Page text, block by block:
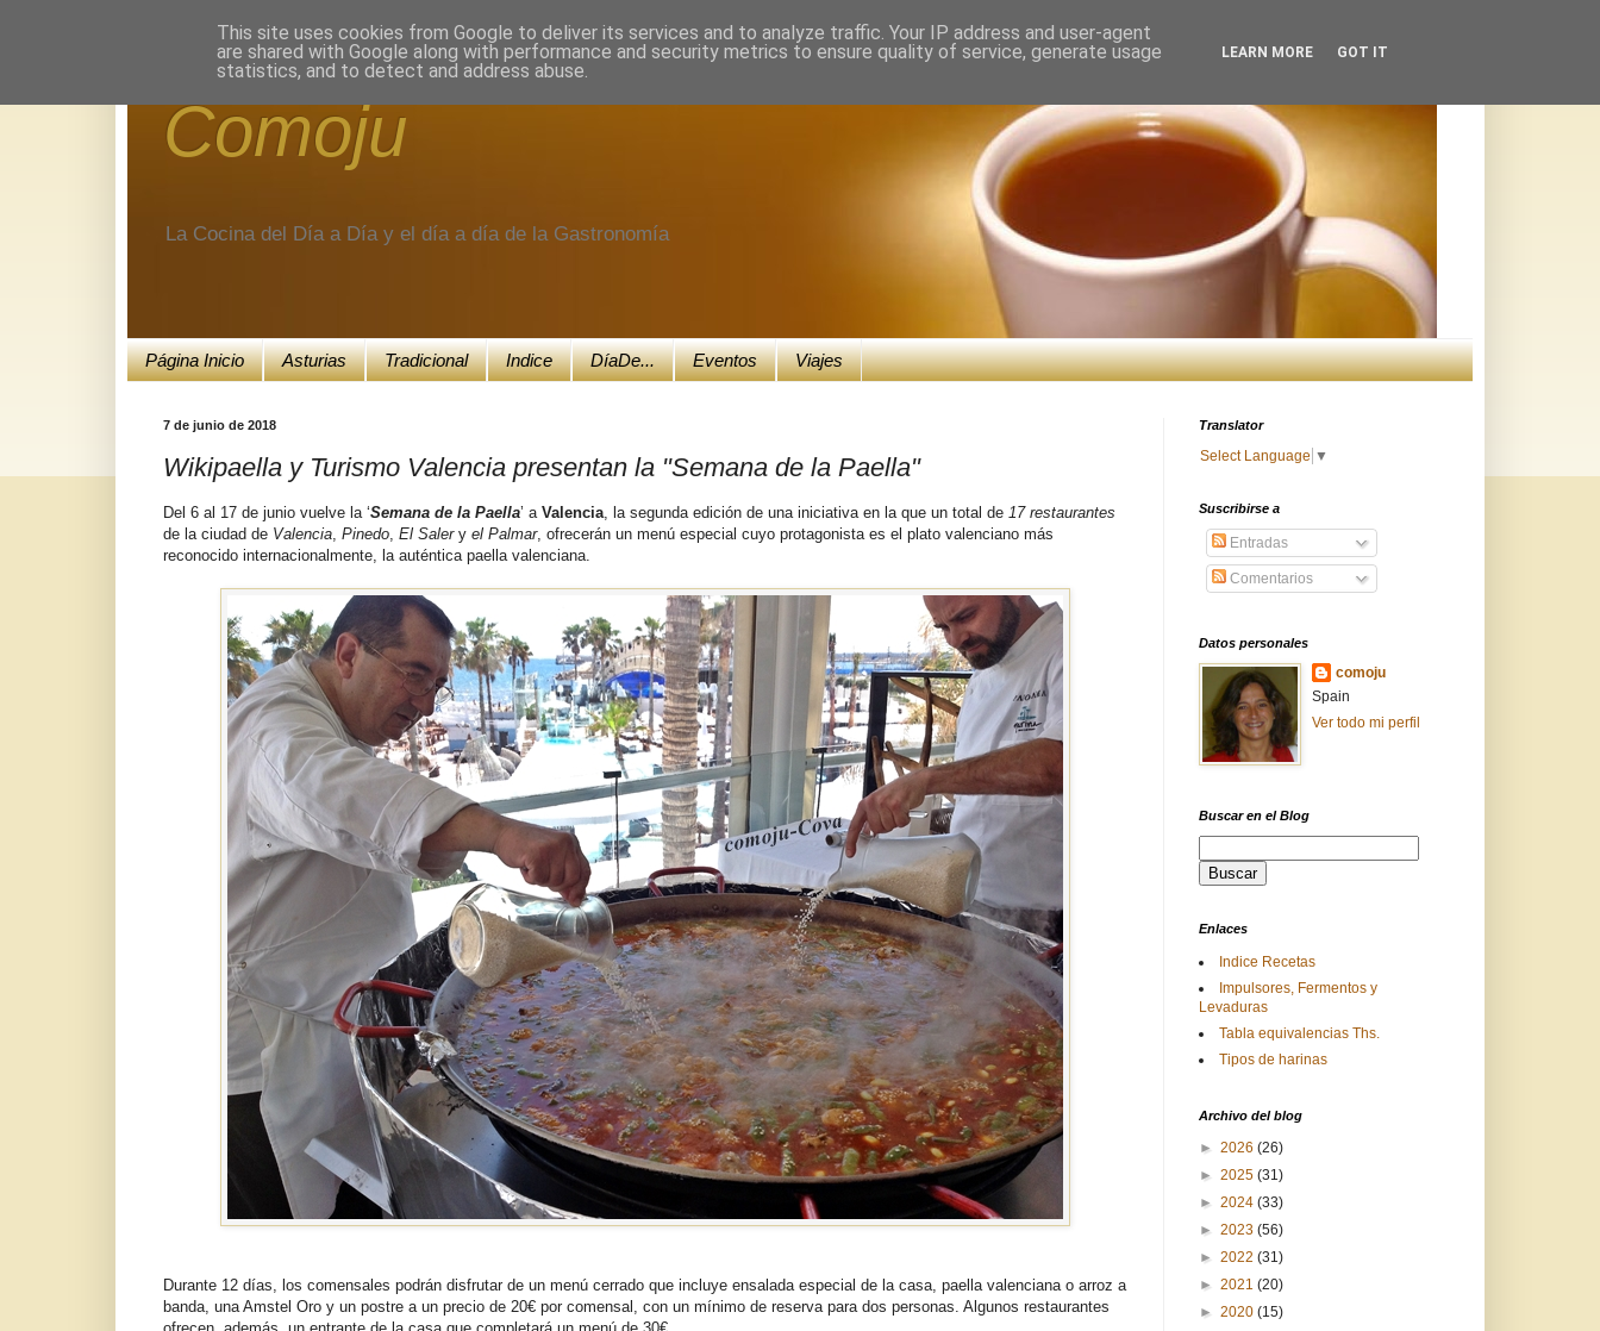
Comoju
La Cocina del Día a Día y el día a día de la Gastronomía
Página Inicio Asturias Tradicional Indice DíaDe... Eventos Viajes
7 de junio de 2018
Wikipaella y Turismo Valencia presentan la "Semana de la Paella"
Del 6 al 17 de junio vuelve la ‘Semana de la Paella’ a Valencia , la segunda edición de una iniciativa en la que un total de 17 restaurantes
de la ciudad de Valencia Pinedo El Salery el Palmar, ofrecerán un menú especial cuyo protagonista es el plato valenciano más
reconocido internacionalmente, la auténtica paella valenciana.
Durante 12 días, los comensales podrán disfrutar de un menú cerrado que incluye ensalada especial de la casa, paella valenciana o arroz a
banda, una Amstel Oro y un postre a un precio de 20€ por comensal, con un mínimo de reserva para dos personas. Algunos restaurantes
Translator
Select Language ▼
Suscribirse a
Entradas
Comentarios
Datos personales
comoju
Spain
Ver todo mi perfil
Buscar en el Blog
Enlaces
Indice Recetas
Impulsores, Fermentos y
Levaduras
Tabla equivalencias Ths.
Tipos de harinas
Archivo del blog
► 2026 (26)
► 2025 (31)
► 2024 (33)
► 2023 (56)
► 2022 (31)
► 2021 (20)
► 2020 (15)
This site uses cookies from Google to deliver its services and to analyze traffic. Your IP address and user-agent
are shared with Google along with performance and security metrics to ensure quality of service, generate usage
statistics, and to detect and address abuse.
LEARN MORE GOT IT